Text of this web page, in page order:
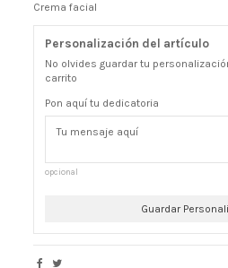
Crema facial
Personalización del artículo
No olvides guardar tu
carrito
Pon aquí tu dedicatoria
opcional
Guardar